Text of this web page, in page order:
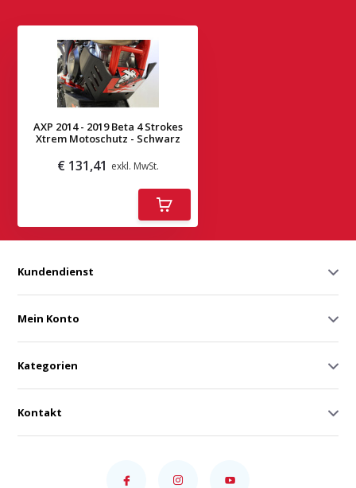
AXP 2014 - 2019 Beta 4 Strokes
Xtrem Motoschutz - Schwarz
€ 131,41 exkl. MwSt.
Kundendienst
Mein Konto
Kategorien
Kontakt